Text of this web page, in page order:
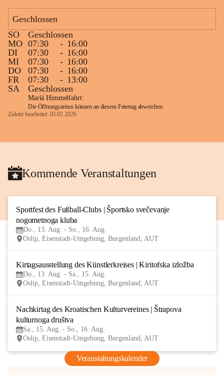
Geschlossen
SO
Geschlossen
MO 07:30 - 16:00
DI
07:30 - 16:00
MI
07:30 - 16:00
DO
07:30 - 16:00
FR
07:30 - 13:00
SA
Geschlossen
Mariä Himmelfahrt:
Die Öffnungszeiten können an diesem Feiertag abweichen.
Zuletzt bearbeitet: 03.02.2026
Kommende Veranstaltungen
Sportfest des Fußball-Clubs | Športsko svečevanje
nogometnoga kluba
Do., 13. Aug. - So., 16. Aug.
Oslip, Eisenstadt-Umgebung, Burgenland, AUT
Kirtagsausstellung des Künstlerkreises | Kiritofska izložba
Do., 13. Aug. - Sa., 15. Aug.
Oslip, Eisenstadt-Umgebung, Burgenland, AUT
Nachkirtag des Kroatischen Kulturvereines | Štrapova
kulturnoga društva
Sa., 15. Aug. - So., 16. Aug.
Oslip, Eisenstadt-Umgebung, Burgenland, AUT
Veranstaltungskalender